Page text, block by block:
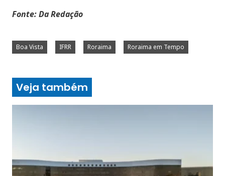
Fonte: Da Redação
Boa Vista IFRR Roraima Roraima em Tempo
Veja também